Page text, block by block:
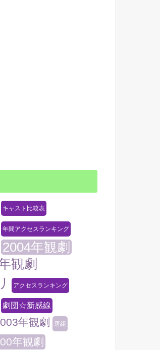
キャスト比較表
年間アクセスランキング
2004年観劇
観劇
アクセスランキング
劇団☆新感線
年観劇 唐組
年観劇